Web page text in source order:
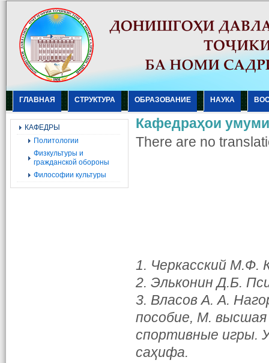
ГЛАВНАЯ СТРУКТУРА ОБРАЗОВАНИЕ НАУКА
КАФЕДРЫ
Политологии
Физкультуры и
гражданской обороны
Философии культуры
Кафедраҳои
There are no
1. Черкасский М.Ф.
2. Эльконин Д.Б.
3. Власов А. А.
пособие, М.
спортивные игры.
саҳифа.